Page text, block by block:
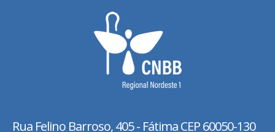
Rua Felino Barroso, 405 - FátimaCEP 60050-130